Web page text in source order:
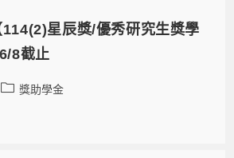
星辰獎/優秀研究生獎學
8截止
獎助學金